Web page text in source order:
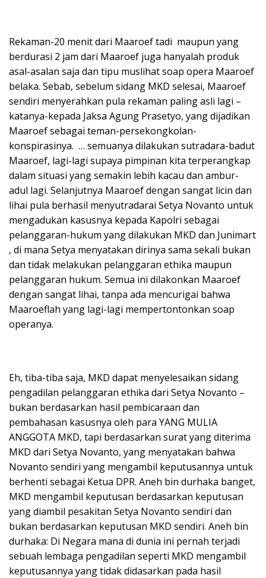
Rekaman-20 menit dari Maaroef tadi maupun yang
berdurasi 2 jam dari Maaroef juga hanyalah produk
asal-asalan saja dan tipu muslihat soap opera Maaroef
belaka. Sebab, sebelum sidang MKD selesai, Maaroef
sendiri menyerahkan pula rekaman paling asli lagi –
katanya-kepada Jaksa Agung Prasetyo, yang dijadikan
Maaroef sebagai teman-persekongkolan-
konspirasinya. … semuanya dilakukan sutradara-badut
Maaroef, lagi-lagi supaya pimpinan kita terperangkap
dalam situasi yang semakin lebih kacau dan ambur-
adul lagi. Selanjutnya Maaroef dengan sangat licin dan
lihai pula berhasil menyutradarai Setya Novanto untuk
mengadukan kasusnya kepada Kapolri sebagai
pelanggaran-hukum yang dilakukan MKD dan Junimart
, di mana Setya menyatakan dirinya sama sekali bukan
dan tidak melakukan pelanggaran ethika maupun
pelanggaran hukum. Semua ini dilakonkan Maaroef
dengan sangat lihai, tanpa ada mencurigai bahwa
Maaroeflah yang lagi-lagi mempertontonkan soap
operanya.
Eh, tiba-tiba saja, MKD dapat menyelesaikan sidang
pengadilan pelanggaran ethika dari Setya Novanto –
bukan berdasarkan hasil pembicaraan dan
pembahasan kasusnya oleh para YANG MULIA
ANGGOTA MKD, tapi berdasarkan surat yang diterima
MKD dari Setya Novanto, yang menyatakan bahwa
Novanto sendiri yang mengambil keputusannya untuk
berhenti sebagai Ketua DPR. Aneh bin durhaka banget,
MKD mengambil keputusan berdasarkan keputusan
yang diambil pesakitan Setya Novanto sendiri dan
bukan berdasarkan keputusan MKD sendiri. Aneh bin
durhaka: Di Negara mana di dunia ini pernah terjadi
sebuah lembaga pengadilan seperti MKD mengambil
keputusannya yang tidak didasarkan pada hasil